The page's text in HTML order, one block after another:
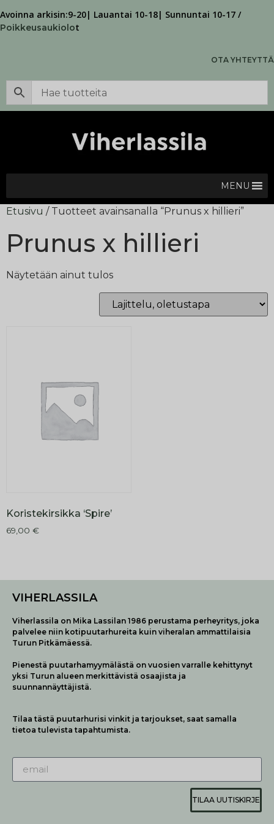
Avoinna arkisin:9-20| Lauantai 10-18| Sunnuntai 10-17 /
Poikkeusaukiolot
OTA YHTEYTTÄ
MENU
Etusivu / Tuotteet avainsanalla “Prunus x hillieri”
Prunus x hillieri
Näytetään ainut tulos
Koristekirsikka ‘Spire’
69,00 €
VIHERLASSILA
Viherlassila on Mika Lassilan 1986 perustama perheyritys, joka
palvelee niin kotipuutarhureita kuin viheralan ammattilaisia
Turun Pitkämäessä.
Pienestä puutarhamyymälästä on vuosien varralle kehittynyt
yksi Turun alueen merkittävistä osaajista ja
suunnannäyttäjistä.
Tilaa tästä puutarhurisi vinkit ja tarjoukset, saat samalla
tietoa tulevista tapahtumista.
TILAA UUTISKIRJE